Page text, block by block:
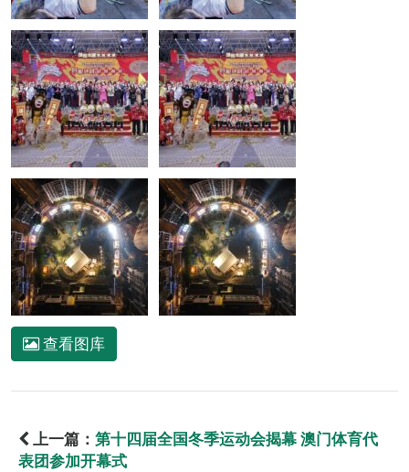
查看图库
上一篇： 第十四届全国冬季运动会揭幕 澳门体育代
表团参加开幕式